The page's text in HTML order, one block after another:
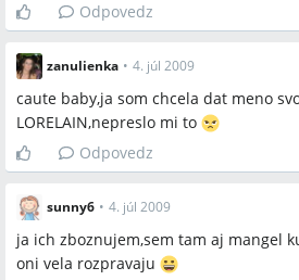
Odpovedz
zanulienka • 4. júl 2009
caute baby,ja som chcela dat meno
LORELAIN,nepreslo mi to
Odpovedz
sunny6 • 4. júl 2009
ja ich zboznujem,sem tam aj mangel
oni vela rozpravaju